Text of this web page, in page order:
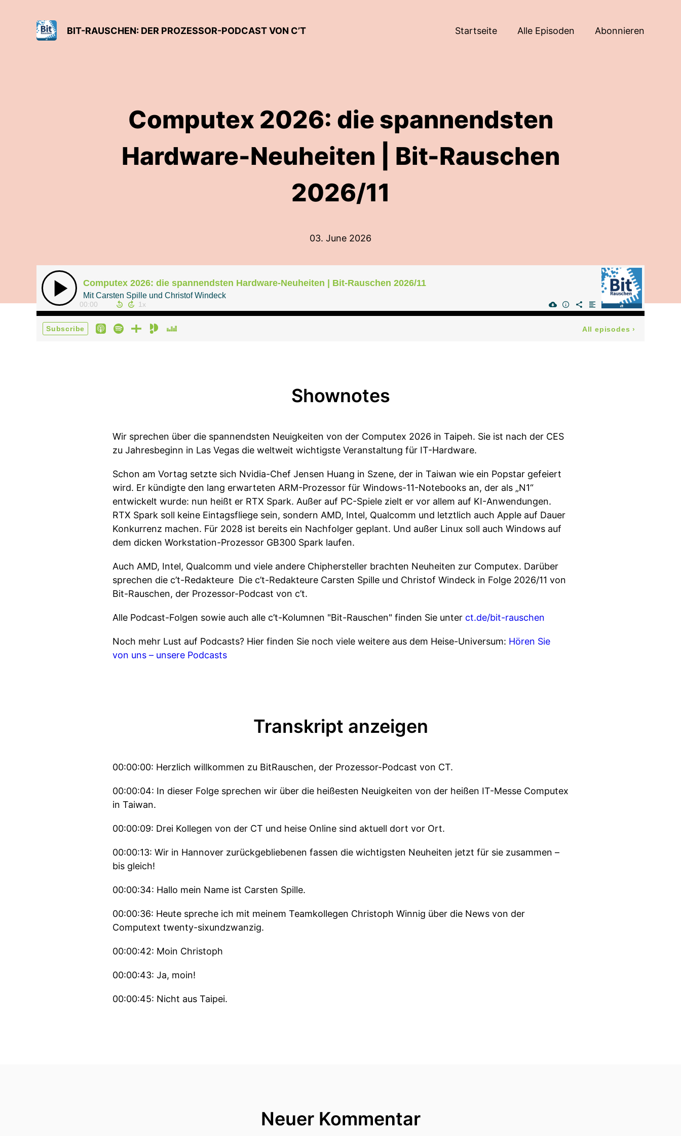
BIT-RAUSCHEN: DER PROZESSOR-PODCAST VON C’T Startseite Alle Episoden Abonnieren
Computex 2026: die spannendsten
Hardware-Neuheiten | Bit-Rauschen
2026/11
03. June 2026
Computex 2026: die spannendsten Hardware-Neuheiten | Bit-Rauschen 2026/11
Mit Carsten Spille und Christof Windeck
00:00
Subscribe All episodes ›
Shownotes
Wir sprechen über die spannendsten Neuigkeiten von der Computex 2026 in Taipeh. Sie ist nach der CES
zu Jahresbeginn in Las Vegas die weltweit wichtigste Veranstaltung für IT-Hardware.
Schon am Vortag setzte sich Nvidia-Chef Jensen Huang in Szene, der in Taiwan wie ein Popstar gefeiert
wird. Er kündigte den lang erwarteten ARM-Prozessor für Windows-11-Notebooks an, der als „N1“
entwickelt wurde: nun heißt er RTX Spark. Außer auf PC-Spiele zielt er vor allem auf KI-Anwendungen.
RTX Spark soll keine Eintagsfliege sein, sondern AMD, Intel, Qualcomm und letztlich auch Apple auf Dauer
Konkurrenz machen. Für 2028 ist bereits ein Nachfolger geplant. Und außer Linux soll auch Windows auf
dem dicken Workstation-Prozessor GB300 Spark laufen.
Auch AMD, Intel, Qualcomm und viele andere Chiphersteller brachten Neuheiten zur Computex. Darüber
sprechen die c’t-Redakteure Die c’t-Redakteure Carsten Spille und Christof Windeck in Folge 2026/11 von
Bit-Rauschen, der Prozessor-Podcast von c’t.
Alle Podcast-Folgen sowie auch alle c’t-Kolumnen "Bit-Rauschen" finden Sie unter ct.de/bit-rauschen
Noch mehr Lust auf Podcasts? Hier finden Sie noch viele weitere aus dem Heise-Universum: Hören Sie
von uns – unsere Podcasts
Transkript anzeigen
00:00:00: Herzlich willkommen zu BitRauschen, der Prozessor-Podcast von CT.
00:00:04: In dieser Folge sprechen wir über die heißesten Neuigkeiten von der heißen IT-Messe Computex
in Taiwan.
00:00:09: Drei Kollegen von der CT und heise Online sind aktuell dort vor Ort.
00:00:13: Wir in Hannover zurückgebliebenen fassen die wichtigsten Neuheiten jetzt für sie zusammen –
bis gleich!
00:00:34: Hallo mein Name ist Carsten Spille.
00:00:36: Heute spreche ich mit meinem Teamkollegen Christoph Winnig über die News von der
Computext twenty-sixundzwanzig.
00:00:42: Moin Christoph
00:00:43: Ja, moin!
00:00:45: Nicht aus Taipei.
Neuer Kommentar